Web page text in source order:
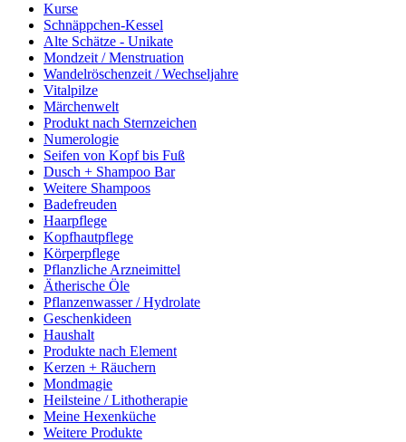
Kurse
Schnäppchen-Kessel
Alte Schätze - Unikate
Mondzeit / Menstruation
Wandelröschenzeit / Wechseljahre
Vitalpilze
Märchenwelt
Produkt nach Sternzeichen
Numerologie
Seifen von Kopf bis Fuß
Dusch + Shampoo Bar
Weitere Shampoos
Badefreuden
Haarpflege
Kopfhautpflege
Körperpflege
Pflanzliche Arzneimittel
Ätherische Öle
Pflanzenwasser / Hydrolate
Geschenkideen
Haushalt
Produkte nach Element
Kerzen + Räuchern
Mondmagie
Heilsteine / Lithotherapie
Meine Hexenküche
Weitere Produkte